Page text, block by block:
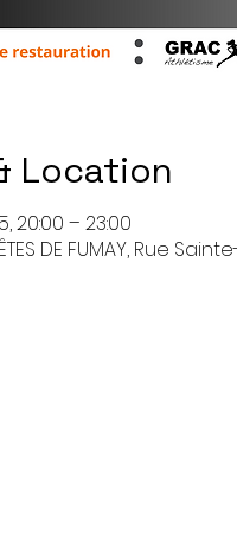
Location
20:00 – 23:00
DE FUMAY, Rue